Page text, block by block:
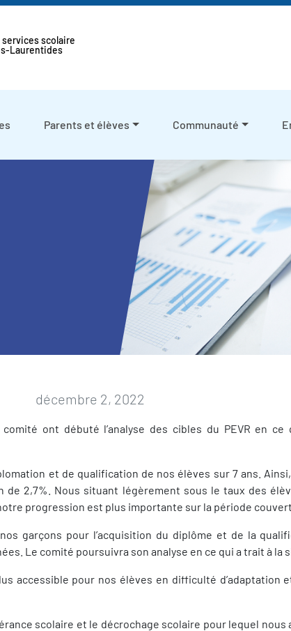
scolaire
Laurentides
Parents et élèves Communauté
décembre 2, 2022
ont débuté l’analyse des cibles du PEVR en ce
et de qualification de nos élèves sur 7 ans.
2,7%. Nous situant légèrement sous le taux des
progression est plus importante sur la période
garçons pour l’acquisition du diplôme et de la
Le comité poursuivra son analyse en ce qui a trait à la
accessible pour nos élèves en difficulté d’adaptation
scolaire et le décrochage scolaire pour lequel nous